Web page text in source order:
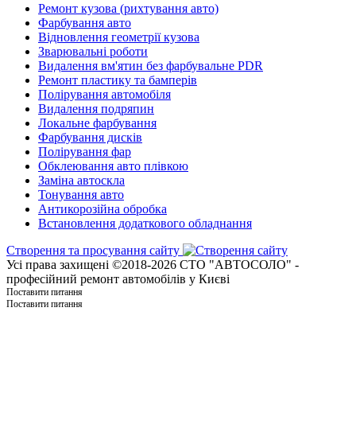
Ремонт кузова (рихтування авто)
Фарбування авто
Відновлення геометрії кузова
Зварювальні роботи
Видалення вм'ятин без фарбувальне PDR
Ремонт пластику та бамперів
Полірування автомобіля
Видалення подряпин
Локальне фарбування
Фарбування дисків
Полірування фар
Обклеювання авто плівкою
Заміна автоскла
Тонування авто
Антикорозійна обробка
Встановлення додаткового обладнання
Створення та просування сайту
Усі права захищені ©2018-2026 СТО "АВТОСОЛО" -
професійний ремонт автомобілів у Києві
Поставити питання
Поставити питання